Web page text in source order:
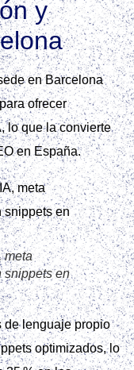
y
en Barcelona
ofrecer
lo que la convierte
en España.
meta
snippets en
de lenguaje propio
optimizados, lo